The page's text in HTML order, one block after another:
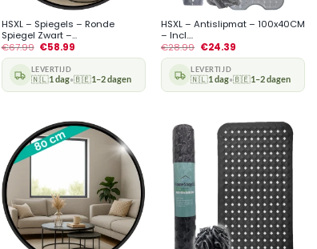
HSXL – Spiegels – Ronde
Spiegel Zwart –...
€67.99 €58.99
LEVERTIJD
🇳🇱1 dag•🇧🇪1–2 dagen
HSXL – Antislipmat – 100x40CM
– Incl....
€28.99 €24.39
LEVERTIJD
🇳🇱1 dag•🇧🇪1–2 dagen